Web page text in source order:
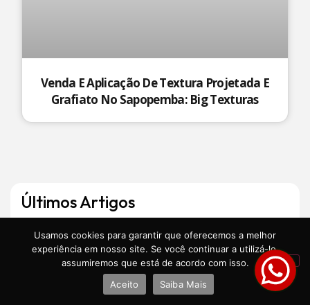
Venda E Aplicação De Textura Projetada E
Grafiato No Sapopemba: Big Texturas
Últimos Artigos
Grafiato e Textura Projetada no Parque
Santa Madalena: Venda e Aplicação Big
Texturas
Usamos cookies para garantir que oferecemos a melhor
experiência em nosso site. Se você continuar a utilizá-lo,
assumiremos que está de acordo com isso.
Aceito
Saiba Mais